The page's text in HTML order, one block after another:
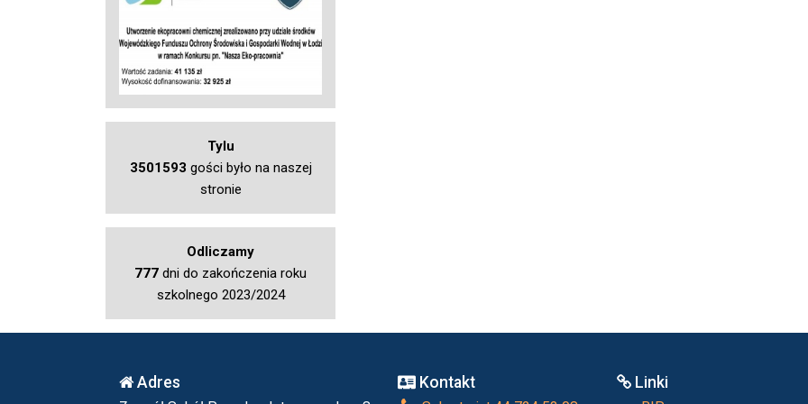
Tylu
3501593 gości było na naszej
stronie
Odliczamy
777 dni do zakończenia roku
szkolnego 2023/2024
Adres Kontakt Linki